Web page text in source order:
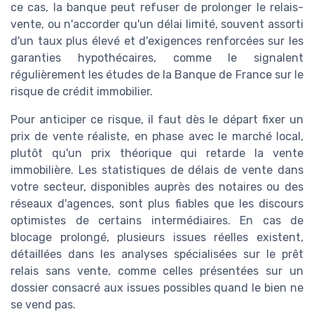
ce cas, la banque peut refuser de prolonger le relais-
vente, ou n'accorder qu'un délai limité, souvent assorti
d'un taux plus élevé et d'exigences renforcées sur les
garanties hypothécaires, comme le signalent
régulièrement les études de la Banque de France sur le
risque de crédit immobilier.
Pour anticiper ce risque, il faut dès le départ fixer un
prix de vente réaliste, en phase avec le marché local,
plutôt qu'un prix théorique qui retarde la vente
immobilière. Les statistiques de délais de vente dans
votre secteur, disponibles auprès des notaires ou des
réseaux d'agences, sont plus fiables que les discours
optimistes de certains intermédiaires. En cas de
blocage prolongé, plusieurs issues réelles existent,
détaillées dans les analyses spécialisées sur le prêt
relais sans vente, comme celles présentées sur un
dossier consacré aux issues possibles quand le bien ne
se vend pas.